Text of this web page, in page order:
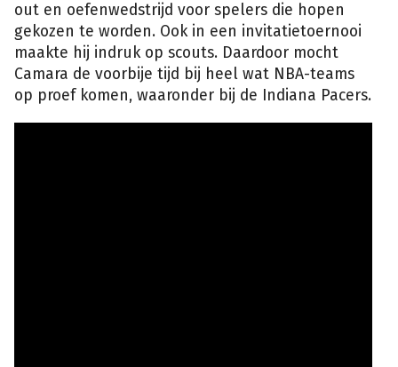
out en oefenwedstrijd voor spelers die hopen
gekozen te worden. Ook in een invitatietoernooi
maakte hij indruk op scouts. Daardoor mocht
Camara de voorbije tijd bij heel wat NBA-teams
op proef komen, waaronder bij de Indiana Pacers.